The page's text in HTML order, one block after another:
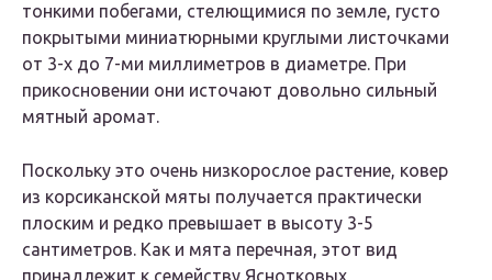
тонкими побегами, стелющимися по земле, густо
покрытыми миниатюрными круглыми листочками
от 3-х до 7-ми миллиметров в диаметре. При
прикосновении они источают довольно сильный
мятный аромат.
Поскольку это очень низкорослое растение, ковер
из корсиканской мяты получается практически
плоским и редко превышает в высоту 3-5
сантиметров. Как и мята перечная, этот вид
принадлежит к семейству Яснотковых